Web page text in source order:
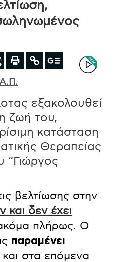
Α.Π.
εξακολουθεί
ζωή του,
κατάσταση
Θεραπείας
“Γιώργος
βελτίωσης στην
και δεν έχει
πλήρως. Ο
παραμένει
και στα επόμενα